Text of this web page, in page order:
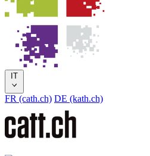
IT
FR (cath.ch) DE (kath.ch)